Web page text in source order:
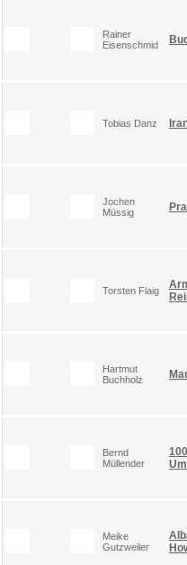
Rainer
Eisenschmid
Tobias Danz
Jochen
Müssig
Torsten Flaig
Hartmut
Buchholz
Bernd
Müllender
Meike
Gutzweiler